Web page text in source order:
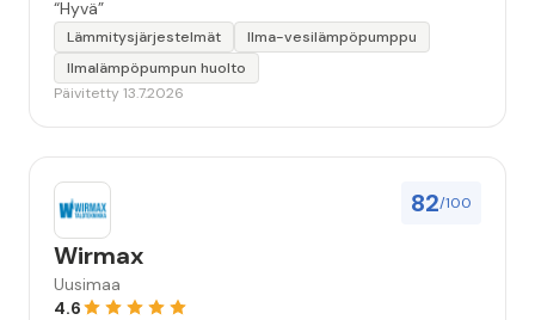
“Hyvä”
Lämmitysjärjestelmät
Ilma-vesilämpöpumppu
Ilmalämpöpumpun huolto
Päivitetty 13.7.2026
82/100
Wirmax
Uusimaa
4.6